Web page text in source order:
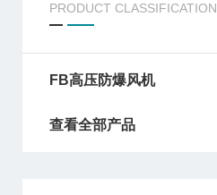
PRODUCT CLASSIFICATION
FB高压防爆风机
查看全部产品